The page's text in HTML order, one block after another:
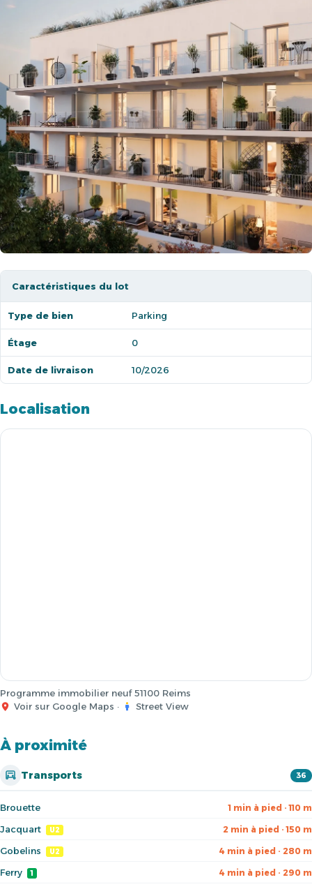
Caractéristiques du lot
Type de bien Parking
Étage 0
Date de livraison 10/2026
Localisation
Programme immobilier neuf 51100 Reims
Voir sur Google Maps · Street View
À proximité
Transports 36
Brouette 1 min à pied · 110 m
Jacquart U2 2 min à pied · 150 m
Gobelins U2 4 min à pied · 280 m
Ferry 1 4 min à pied · 290 m